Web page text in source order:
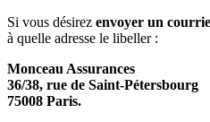
Si vous désirez envoyer un
à quelle adresse le libeller :
Monceau Assurances
36/38, rue de Saint-Pétersbourg
75008 Paris.